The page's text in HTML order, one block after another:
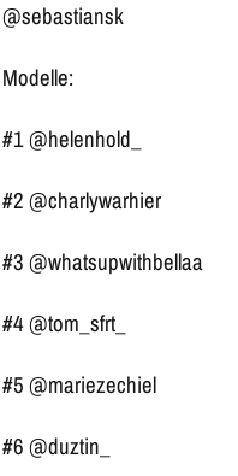
@sebastiansk
Modelle:
#1 @helenhold_
#2 @charlywarhier
#3 @whatsupwithbellaa
#4 @tom_sfrt_
#5 @mariezechiel
#6 @duztin_